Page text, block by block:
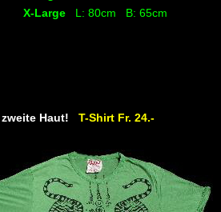
X-Large L: 80cm B: 65cm
zweite Haut! T-Shirt Fr. 24.-